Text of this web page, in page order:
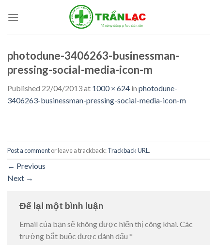
photodune-3406263-businessman-
pressing-social-media-icon-m
Published 22/04/2013at 1000 × 624 in photodune-
3406263-businessman-pressing-social-media-icon-m
Post a commentor leave a trackback:Trackback URL .
← Previous
Next →
Để lại một bình luận
Email của bạn sẽ không được hiển thị công khai.Các
trường bắt buộc được đánh dấu *